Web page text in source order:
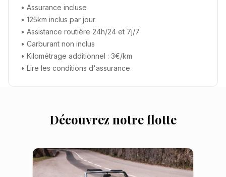
• Assurance incluse
• 125km inclus par jour
• Assistance routière 24h/24 et 7j/7
• Carburant non inclus
• Kilométrage additionnel : 3€/km
• Lire les conditions d'assurance
Découvrez notre flotte